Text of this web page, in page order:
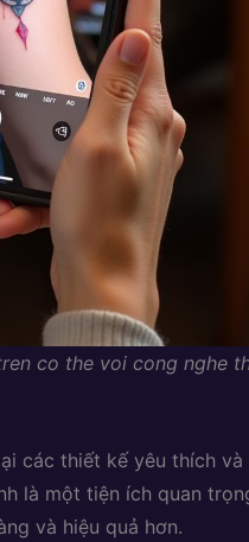
co the voi cong nghe
các thiết kế yêu thích và
là một tiện ích quan
và hiệu quả hơn.